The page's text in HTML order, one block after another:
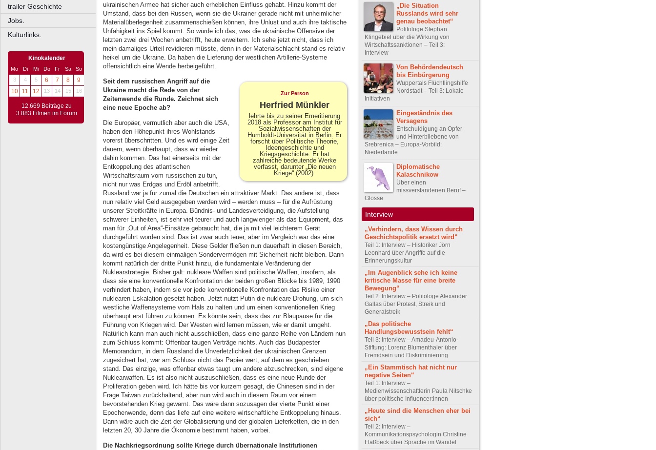
trailer Geschichte
Jobs.
Kulturlinks.
Kinokalender
Mo Di Mi Do Fr Sa
So
3
4 5 6 7 8
9
10
11 12 13 14 15 16
12.669 Beiträge zu
3.883 Filmen im Forum
ukrainischen Armee hat sicher auch erheblichen Einfluss gehabt. Hinzu kommt der
Umstand, dass bei den Russen, wenn sie die Ukrainer gerade nicht mit unheimlicher
Materialüberlegenheit zusammenschießen können, ihre Unlust und auch ihre taktische
Unfähigkeit ins Spiel kommt. So würde ich das, was die ukrainische Offensive der
letzten zwei drei Wochen anbetrifft, heute erweitern. Ich sehe jetzt nicht, dass ich
mein damaliges Urteil revidieren müsste, denn in der Materialschlacht stand es relativ
heikel um die Ukraine. Da haben die Lieferung der westlichen Artillerie-Systeme
offensichtlich eine Wende herbeigeführt.
Zur Person
Herfried Münkler
lehrte bis zu seiner Emeritierung
2018 als Professor am Institut für
Sozialwissenschaften der
Humboldt-Universität in Berlin. Er
forscht über Politische Theorie,
Ideengeschichte und
Kriegsgeschichte. Er hat
zahlreiche bedeutende Werke
verfasst, darunter „Die neuen
Kriege“ (2002).
Seit dem russischen Angriff auf die
Ukraine macht die Rede von der
Zeitenwende die Runde. Zeichnet sich
eine neue Epoche ab?
Die Europäer, vermutlich aber auch die USA,
haben den Höhepunkt ihres Wohlstands
vorerst überschritten. Und es wird einige Zeit
dauern, wenn überhaupt, dass wir wieder
dahin kommen. Das hat einerseits mit der
Entkoppelung des atlantischen
Wirtschaftsraum vom russischen zu tun,
nicht nur was Erdgas und Erdöl anbetrifft.
Russland war ja für zumal die Deutschen ein attraktiver Markt. Das andere ist, dass
nun relativ viel Geld ausgegeben werden wird – werden muss – für die Aufrüstung
unserer Streitkräfte in Europa. Bündnis- und Landesverteidigung, die Aufstellung
schwerer Einheiten, ist sehr viel teurer und auch langwieriger als das Equipment, das
man für „Out of Area“-Einsätze gebraucht hat, die ja mit viel leichterem Gerät
durchgeführt worden sind. Das ist zwar auch teuer, aber im Vergleich war das eine
kostengünstige Angelegenheit. Diese Gelder fließen nun dauerhaft in diesen Bereich,
da wird es bei diesem einmaligen Sondervermögen mit Sicherheit nicht bleiben. Dann
kommt natürlich der dritte Punkt hinzu, die fundamentale Veränderung der
Nuklearstrategie. Bisher galt: nukleare Waffen sind politische Waffen, insofern, als
dass sie eine konventionelle Konfrontation der beiden großen Blöcke bis 1989, 1990
verhindert haben, indem sie vor jede konventionelle Konfrontation das Risiko einer
nuklearen Eskalation gesetzt haben. Jetzt nutzt Putin die nukleare Drohung, um sich
westliche Waffensysteme vom Hals zu halten und um einen konventionellen Krieg
überhaupt erst führen zu können. Es könnte sein, dass das zur Blaupause für die
Führung von Kriegen wird. Der Westen wird lernen müssen, wie er damit umgeht.
Natürlich kann man auch nicht ausschließen, dass eine ganze Reihe von Ländern nun
zum Schluss kommt: Offenbar taugen Verträge nichts. Auch das Budapester
Memorandum, in dem Russland die Unverletzlichkeit der ukrainischen Grenzen
zugesichert hat, war am Schluss nicht das Papier wert, auf dem es geschrieben
stand. Das einzige, was offenbar etwas taugt um andere abzuschrecken, sind eigene
Nuklearwaffen. Es ist also nicht auszuschließen, dass es eine neue Runde der
Proliferation geben wird. Ich hätte bis vor kurzem gesagt, die Chinesen sind in der
Frage Taiwan zurückhaltend, aber nun wird auch in diesem Raum vor einem
bevorstehenden Krieg gewarnt. Das wäre dann sozusagen der vierte Punkt einer
Epochenwende, denn das liefe auf eine weitere wirtschaftliche Entkoppelung hinaus.
Dann wäre auch die Zeit der Globalisierung und der globalen Lieferketten, die in den
letzten 20, 30 Jahre die Ökonomie bestimmt haben, vorbei.
Die Nachkriegsordnung sollte Kriege durch übernationale Institutionen
„Die Situation
Russlands wird sehr
genau beobachtet“
Politologe Stephan
Klingebiel über die Wirkung von
Wirtschaftssanktionen – Teil 3:
Interview
Von Behördendeutsch
bis Einbürgerung
Wuppertals Flüchtlingshilfe
Nordstadt – Teil 3: Lokale
Initiativen
Eingeständnis des
Versagens
Entschuldigung an Opfer
und Hinterbliebene von
Srebrenica – Europa-Vorbild:
Niederlande
Diplomatische
Kalaschnikow
Über einen
missverstandenen Beruf –
Glosse
Interview
„Verhindern, dass Wissen durch
Geschichtspolitik ersetzt wird“
Teil 1: Interview – Historiker Jörn
Leonhard über Angriffe auf die
Erinnerungskultur
„Im Augenblick sehe ich keine
kritische Masse für eine breite
Bewegung“
Teil 2: Interview – Politologe Alexander
Gallas über Protest, Streik und
Generalstreik
„Das politische
Handlungsbewusstsein fehlt“
Teil 3: Interview – Amadeu-Antonio-
Stiftung: Lorenz Blumenthaler über
Fremdsein und Diskriminierung
„Ein Stammtisch hat nicht nur
negative Seiten“
Teil 1: Interview –
Medienwissenschaftlerin Paula Nitschke
über politische Influencer:innen
„Heute sind die Menschen eher bei
sich“
Teil 2: Interview –
Kommunikationspsychologin Christine
Flaßbeck über Sprache im Wandel